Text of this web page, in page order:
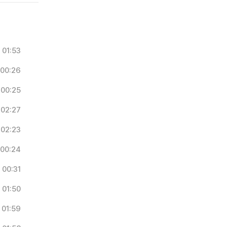
01:53
00:26
00:25
02:27
02:23
00:24
00:31
01:50
01:59